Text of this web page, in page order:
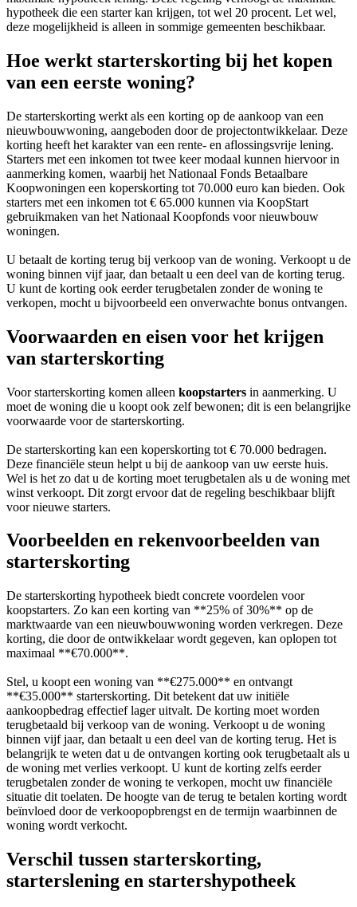
hypotheek die een starter kan krijgen, tot wel 20 procent. Let wel,
deze mogelijkheid is alleen in sommige gemeenten beschikbaar.
Hoe werkt starterskorting bij het kopen
van een eerste woning?
De starterskorting werkt als een korting op de aankoop van een
nieuwbouwwoning, aangeboden door de projectontwikkelaar. Deze
korting heeft het karakter van een rente- en aflossingsvrije lening.
Starters met een inkomen tot twee keer modaal kunnen hiervoor in
aanmerking komen, waarbij het Nationaal Fonds Betaalbare
Koopwoningen een koperskorting tot 70.000 euro kan bieden. Ook
starters met een inkomen tot € 65.000 kunnen via KoopStart
gebruikmaken van het Nationaal Koopfonds voor nieuwbouw
woningen.
U betaalt de korting terug bij verkoop van de woning. Verkoopt u de
woning binnen vijf jaar, dan betaalt u een deel van de korting terug.
U kunt de korting ook eerder terugbetalen zonder de woning te
verkopen, mocht u bijvoorbeeld een onverwachte bonus ontvangen.
Voorwaarden en eisen voor het krijgen
van starterskorting
Voor starterskorting komen alleen koopstarters in aanmerking. U
moet de woning die u koopt ook zelf bewonen; dit is een belangrijke
voorwaarde voor de starterskorting.
De starterskorting kan een koperskorting tot € 70.000 bedragen.
Deze financiële steun helpt u bij de aankoop van uw eerste huis.
Wel is het zo dat u de korting moet terugbetalen als u de woning met
winst verkoopt. Dit zorgt ervoor dat de regeling beschikbaar blijft
voor nieuwe starters.
Voorbeelden en rekenvoorbeelden van
starterskorting
De starterskorting hypotheek biedt concrete voordelen voor
koopstarters. Zo kan een korting van **25% of 30%** op de
marktwaarde van een nieuwbouwwoning worden verkregen. Deze
korting, die door de ontwikkelaar wordt gegeven, kan oplopen tot
maximaal **€70.000**.
Stel, u koopt een woning van **€275.000** en ontvangt
**€35.000** starterskorting. Dit betekent dat uw initiële
aankoopbedrag effectief lager uitvalt. De korting moet worden
terugbetaald bij verkoop van de woning. Verkoopt u de woning
binnen vijf jaar, dan betaalt u een deel van de korting terug. Het is
belangrijk te weten dat u de ontvangen korting ook terugbetaalt als u
de woning met verlies verkoopt. U kunt de korting zelfs eerder
terugbetalen zonder de woning te verkopen, mocht uw financiële
situatie dit toelaten. De hoogte van de terug te betalen korting wordt
beïnvloed door de verkoopopbrengst en de termijn waarbinnen de
woning wordt verkocht.
Verschil tussen starterskorting,
starterslening en startershypotheek